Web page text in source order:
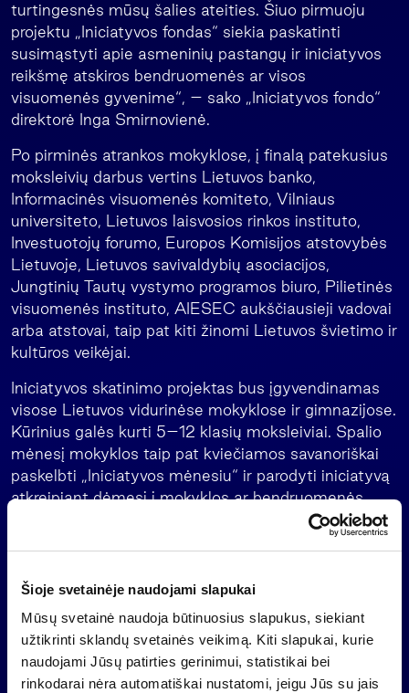
Šioje svetainėje naudojami slapukai
Mūsų svetainė naudoja būtinuosius slapukus, siekiant
užtikrinti sklandų svetainės veikimą. Kiti slapukai, kurie
naudojami Jūsų patirties gerinimui, statistikai bei
rinkodarai nėra automatiškai nustatomi, jeigu Jūs su jais
turtingesnės mūsų šalies ateities. Šiuo pirmuoju
projektu „Iniciatyvos fondas“ siekia paskatinti
susimąstyti apie asmeninių pastangų ir iniciatyvos
reikšmę atskiros bendruomenės ar visos
visuomenės gyvenime“, – sako „Iniciatyvos fondo“
direktorė Inga Smirnovienė.
Po pirminės atrankos mokyklose, į finalą patekusius
moksleivių darbus vertins Lietuvos banko,
Informacinės visuomenės komiteto, Vilniaus
universiteto, Lietuvos laisvosios rinkos instituto,
Investuotojų forumo, Europos Komisijos atstovybės
Lietuvoje, Lietuvos savivaldybių asociacijos,
Jungtinių Tautų vystymo programos biuro, Pilietinės
visuomenės instituto, AIESEC aukščiausieji vadovai
arba atstovai, taip pat kiti žinomi Lietuvos švietimo ir
kultūros veikėjai.
Iniciatyvos skatinimo projektas bus įgyvendinamas
visose Lietuvos vidurinėse mokyklose ir gimnazijose.
Kūrinius galės kurti 5–12 klasių moksleiviai. Spalio
mėnesį mokyklos taip pat kviečiamos savanoriškai
paskelbti „Iniciatyvos mėnesiu“ ir parodyti iniciatyvą
atkreipiant dėmesį į mokyklos ar bendruomenės
Švietimo valdymo informacinės sistemos
duomenimis, 2006-2007 m. Lietuvoje fiksuota 414
vidurinių mokyklų ir 126 gimnazijos, kuriose iš viso
mokosi daugiau kaip 342 tūkstančiai moksleivių.
Apie „Iniciatyvos fondą“:
Viešoji įstaiga „Iniciatyvos fondas“, organizuodama